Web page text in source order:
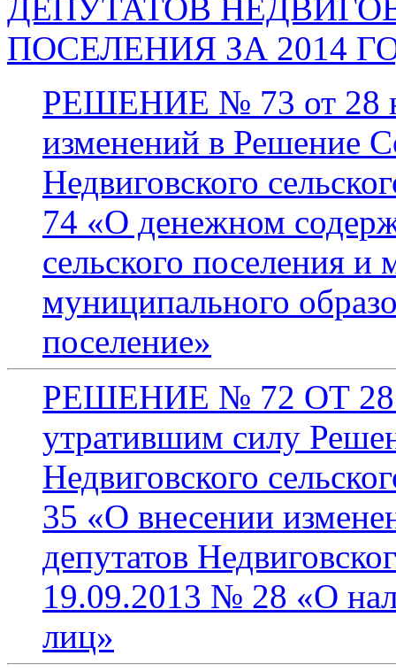
ДЕПУТАТОВ
ПОСЕЛЕНИЯ ЗА 2014
РЕШЕНИЕ № 73 от 28
изменений в Решение
Недвиговского
74 «О денежном
сельского поселения
муниципального
поселение»
РЕШЕНИЕ № 72 ОТ 28.
утратившим силу
Недвиговского
35 «О внесении
депутатов
19.09.2013 № 28 «О
лиц»